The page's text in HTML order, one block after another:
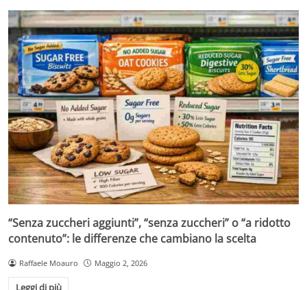
“Senza zuccheri aggiunti”, “senza zuccheri” o “a ridotto
contenuto”: le differenze che cambiano la scelta
Raffaele Moauro Maggio 2, 2026
Leggi di più